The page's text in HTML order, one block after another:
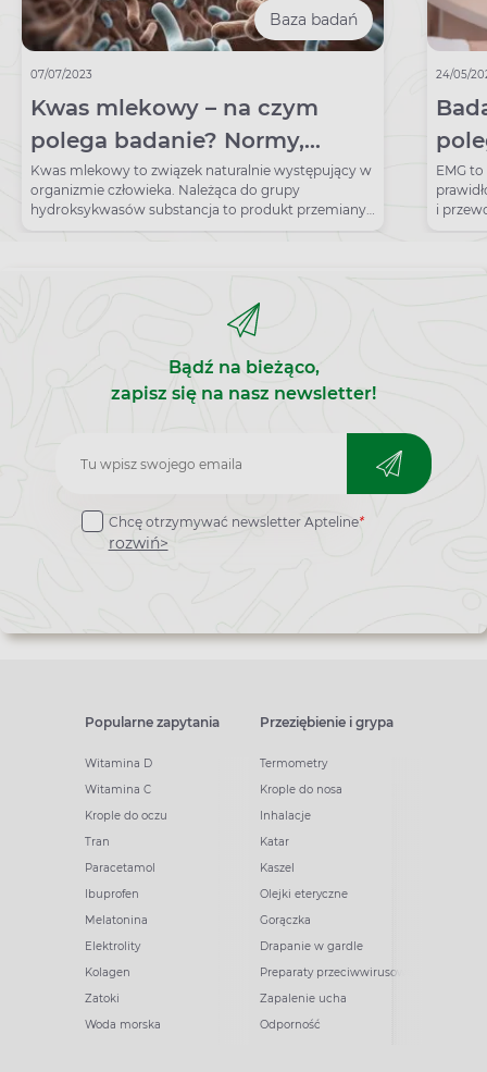
Baza badań
07/07/2023
Kwas mlekowy – na czym
polega badanie? Normy,
wskazania, przygotowanie
Kwas mlekowy to związek naturalnie występujący w
organizmie człowieka. Należąca do grupy
hydroksykwasów substancja to produkt przemiany
węglowodanów. Badanie jej poziomu ma
kojarzony jest najczęściej z zakwasami powstającymi
po treningu. Powstaje on w momencie, w którym
tlenu. Analiza poziomu związku w medycynie
sportowej pozwala na skuteczniejsze zarządzanie
treningiem anaerobowym (beztlenowym).
24/05/
EMG
i
Bądź na bieżąco,
zapisz się na nasz newsletter!
Zapisz
do
newslettera
Chcę otrzymywać newsletter Apteline*
rozwiń>
Popularne zapytania
Witamina D
Witamina C
Krople do oczu
Tran
Paracetamol
Ibuprofen
Melatonina
Elektrolity
Kolagen
Zatoki
Woda morska
Przeziębienie i grypa
Termometry
Krople do nosa
Inhalacje
Katar
Kaszel
Olejki eteryczne
Gorączka
Drapanie w gardle
Preparaty przeciwwirusowe
Zapalenie ucha
Odporność